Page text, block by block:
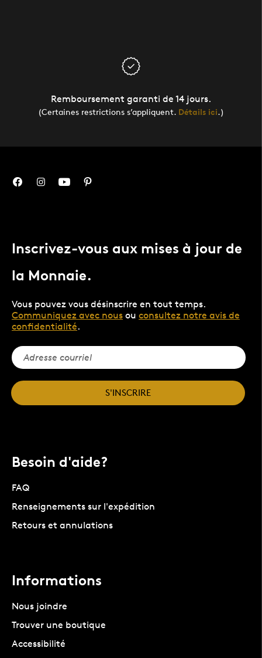
Remboursement garanti de 14 jours.
(Certaines restrictions s’appliquent. Détails ici.)
Inscrivez-vous aux mises à jour de
la Monnaie.
Vous pouvez vous désinscrire en tout temps.
Communiquez avec nous ou consultez notre avis de
confidentialité.
S'INSCRIRE
Besoin d'aide?
FAQ
Renseignements sur l'expédition
Retours et annulations
Informations
Nous joindre
Trouver une boutique
Accessibilité